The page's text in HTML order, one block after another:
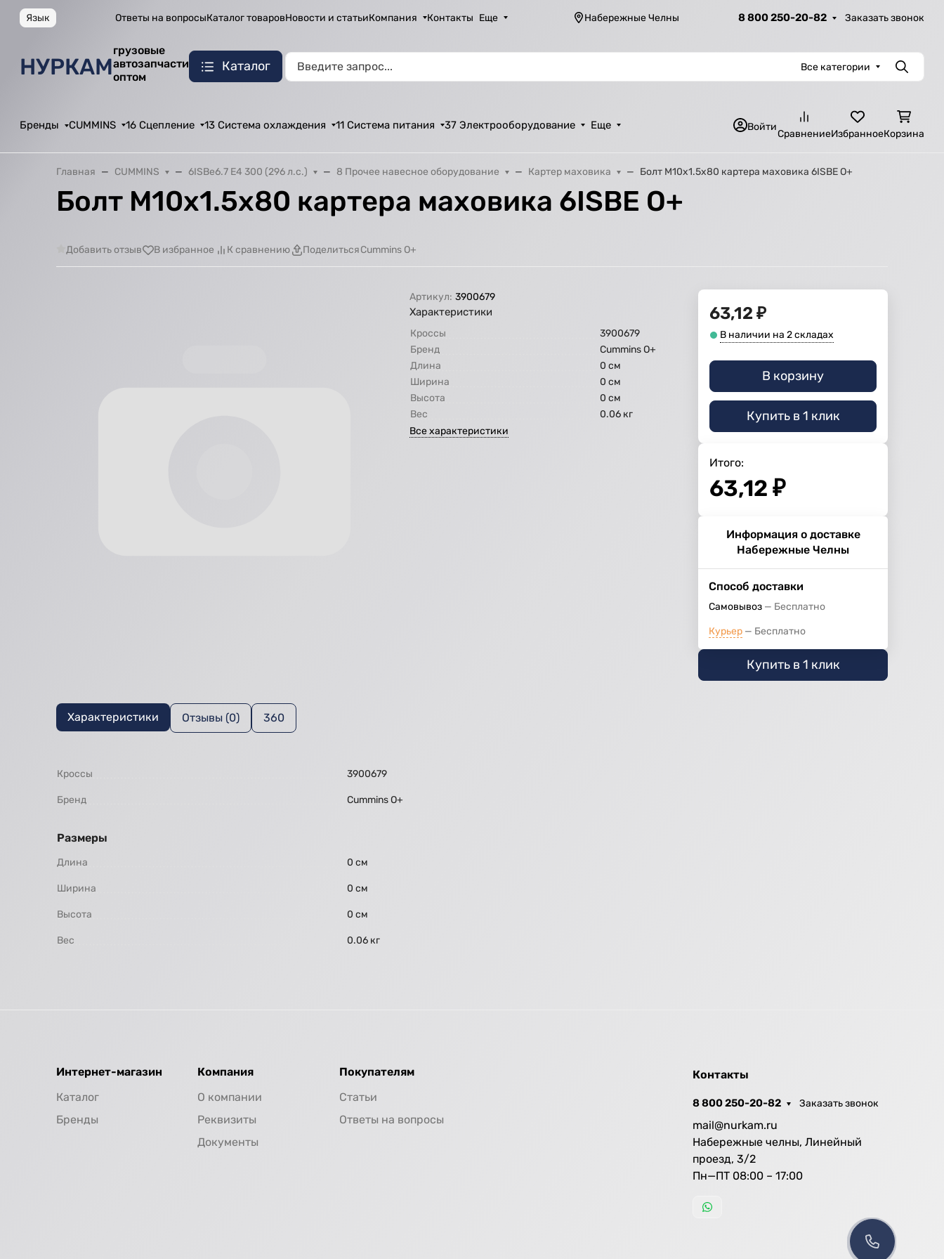
Язык Ответы на вопросыКаталог товаровНовости и статьиКомпания Контакты Еще Набережные Челны 8 800 250-20-82 Заказать звонок
НУРКАМ
грузовые
автозапчасти
оптом
Каталог Все категории Поиск
Бренды CUMMINS 16 Сцепление 13 Система охлаждения 11 Система питания 37 Электрооборудование Еще Войти
СравнениеИзбранноеКорзина
Главная CUMMINS 6ISBe6.7 E4 300 (296 л.с.) 8 Прочее навесное оборудование Картер маховика Болт M10х1.5х80 картера маховика 6ISBE О+
Болт M10х1.5х80 картера маховика 6ISBE О+
Добавить отзыв В избранное К сравнению ПоделитьсяCummins O+
Артикул: 3900679
Характеристики
Кроссы
3900679
Бренд
Cummins O+
Длина
0 см
Ширина
0 см
Высота
0 см
Вес
0.06 кг
Все характеристики
63,12₽
В наличии на 2 складах
В корзину
Купить в 1 клик
Итого:
63,12 ₽
Информация о доставке
Набережные Челны
Способ доставки
Самовывоз Бесплатно
Курьер Бесплатно
Купить в 1 клик
Характеристики Отзывы (0) 360
Кроссы 3900679
Бренд Cummins O+
Размеры
Длина 0 см
Ширина 0 см
Высота 0 см
Вес 0.06 кг
Интернет-магазин
Каталог
Бренды
Компания
О компании
Реквизиты
Документы
Покупателям
Статьи
Ответы на вопросы
Контакты
8 800 250-20-82 Заказать звонок
mail@nurkam.ru
Набережные челны, Линейный
проезд, 3/2
Пн—ПТ 08:00 – 17:00